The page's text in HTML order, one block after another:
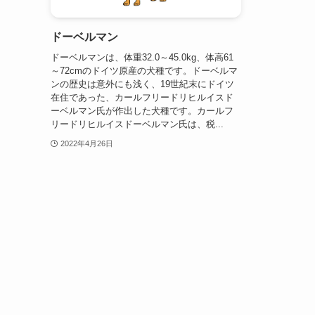
ドーベルマン
ドーベルマンは、体重32.0～45.0kg、体高61
～72cmのドイツ原産の犬種です。ドーベルマ
ンの歴史は意外にも浅く、19世紀末にドイツ
在住であった、カールフリードリヒルイスド
ーベルマン氏が作出した犬種です。カールフ
リードリヒルイスドーベルマン氏は、税...
2022年4月26日